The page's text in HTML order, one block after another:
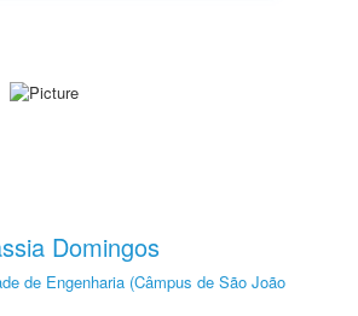
Domingos
de Engenharia (Câmpus de São João